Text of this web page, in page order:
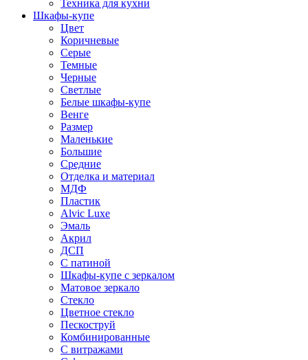
Техника для кухни
Шкафы-купе
Цвет
Коричневые
Серые
Темные
Черные
Светлые
Белые шкафы-купе
Венге
Размер
Маленькие
Большие
Средние
Отделка и материал
МДФ
Пластик
Alvic Luxe
Эмаль
Акрил
ДСП
С патиной
Шкафы-купе с зеркалом
Матовое зеркало
Стекло
Цветное стекло
Пескоструй
Комбинированные
С витражами